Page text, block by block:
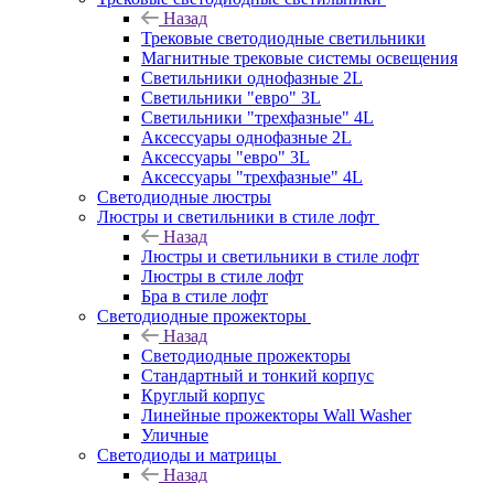
Назад
Трековые светодиодные светильники
Магнитные трековые системы освещения
Светильники однофазные 2L
Светильники "евро" 3L
Светильники "трехфазные" 4L
Аксессуары однофазные 2L
Аксессуары "евро" 3L
Аксессуары "трехфазные" 4L
Светодиодные люстры
Люстры и светильники в стиле лофт
Назад
Люстры и светильники в стиле лофт
Люстры в стиле лофт
Бра в стиле лофт
Светодиодные прожекторы
Назад
Светодиодные прожекторы
Стандартный и тонкий корпус
Круглый корпус
Линейные прожекторы Wall Washer
Уличные
Светодиоды и матрицы
Назад